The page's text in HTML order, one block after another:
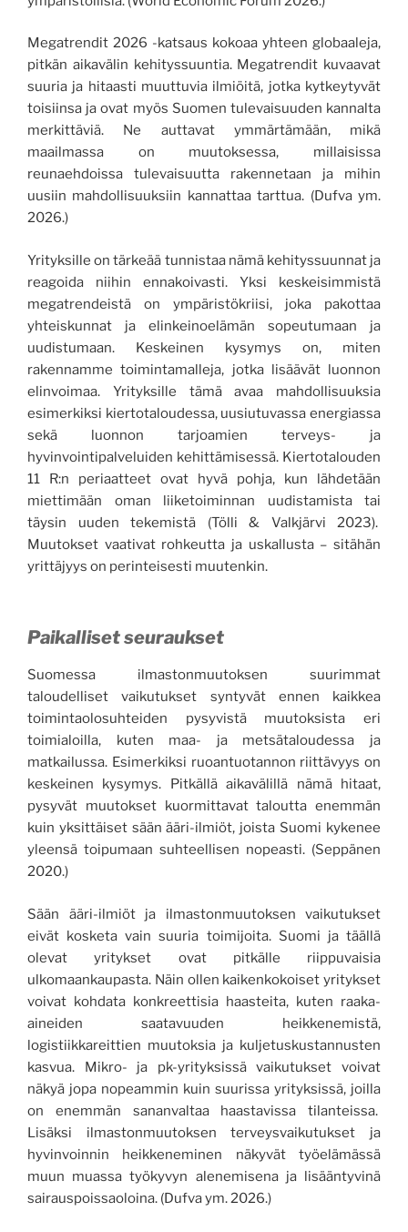
Megatrendit 2026 -katsaus kokoaa yhteen globaaleja,
pitkän aikavälin kehityssuuntia. Megatrendit kuvaavat
suuria ja hitaasti muuttuvia ilmiöitä, jotka kytkeytyvät
toisiinsa ja ovat myös Suomen tulevaisuuden kannalta
merkittäviä. Ne auttavat ymmärtämään, mikä
maailmassa on muutoksessa, millaisissa
reunaehdoissa tulevaisuutta rakennetaan ja mihin
uusiin mahdollisuuksiin kannattaa tarttua. (Dufva ym.
2026.)
Yrityksille on tärkeää tunnistaa nämä kehityssuunnat ja
reagoida niihin ennakoivasti. Yksi keskeisimmistä
megatrendeistä on ympäristökriisi, joka pakottaa
yhteiskunnat ja elinkeinoelämän sopeutumaan ja
uudistumaan. Keskeinen kysymys on, miten
rakennamme toimintamalleja, jotka lisäävät luonnon
elinvoimaa. Yrityksille tämä avaa mahdollisuuksia
esimerkiksi kiertotaloudessa, uusiutuvassa energiassa
sekä luonnon tarjoamien terveys- ja
hyvinvointipalveluiden kehittämisessä. Kiertotalouden
11 R:n periaatteet ovat hyvä pohja, kun lähdetään
miettimään oman liiketoiminnan uudistamista tai
täysin uuden tekemistä (Tölli & Valkjärvi 2023).
Muutokset vaativat rohkeutta ja uskallusta – sitähän
yrittäjyys on perinteisesti muutenkin.
Paikalliset seuraukset
Suomessa ilmastonmuutoksen suurimmat
taloudelliset vaikutukset syntyvät ennen kaikkea
toimintaolosuhteiden pysyvistä muutoksista eri
toimialoilla, kuten maa- ja metsätaloudessa ja
matkailussa. Esimerkiksi ruoantuotannon riittävyys on
keskeinen kysymys. Pitkällä aikavälillä nämä hitaat,
pysyvät muutokset kuormittavat taloutta enemmän
kuin yksittäiset sään ääri-ilmiöt, joista Suomi kykenee
yleensä toipumaan suhteellisen nopeasti. (Seppänen
2020.)
Sään ääri-ilmiöt ja ilmastonmuutoksen vaikutukset
eivät kosketa vain suuria toimijoita. Suomi ja täällä
olevat yritykset ovat pitkälle riippuvaisia
ulkomaankaupasta. Näin ollen kaikenkokoiset yritykset
voivat kohdata konkreettisia haasteita, kuten raaka-
aineiden saatavuuden heikkenemistä,
logistiikkareittien muutoksia ja kuljetuskustannusten
kasvua. Mikro- ja pk-yrityksissä vaikutukset voivat
näkyä jopa nopeammin kuin suurissa yrityksissä, joilla
on enemmän sananvaltaa haastavissa tilanteissa.
Lisäksi ilmastonmuutoksen terveysvaikutukset ja
hyvinvoinnin heikkeneminen näkyvät työelämässä
muun muassa työkyvyn alenemisena ja lisääntyvinä
sairauspoissaoloina. (Dufva ym. 2026.)